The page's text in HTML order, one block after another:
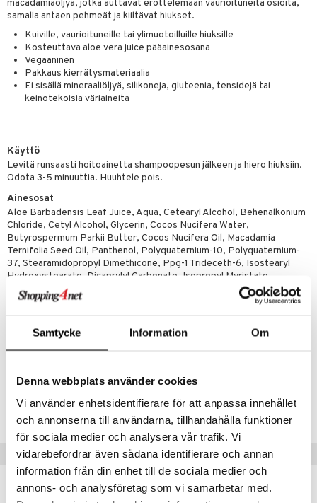
Samtycke Information Om
Denna webbplats använder cookies
Vi använder enhetsidentifierare för att anpassa innehållet
och annonserna till användarna, tillhandahålla funktioner
för sociala medier och analysera vår trafik. Vi
vidarebefordrar även sådana identifierare och annan
information från din enhet till de sociala medier och
annons- och analysföretag som vi samarbetar med.
macadamiaöljyä, jotka auttavat erottelemaan vaurioituneita osioita,
samalla antaen pehmeät ja kiiltävat hiukset.
Kuiville, vaurioituneille tai ylimuotoilluille hiuksille
Kosteuttava aloe vera juice pääainesosana
Vegaaninen
Pakkaus kierrätysmateriaalia
Ei sisällä mineraaliöljyä, silikoneja, gluteenia, tensidejä tai
keinotekoisia väriaineita
Käyttö
Levitä runsaasti hoitoainetta shampoopesun jälkeen ja hiero hiuksiin.
Odota 3-5 minuuttia. Huuhtele pois.
Ainesosat
Aloe Barbadensis Leaf Juice, Aqua, Cetearyl Alcohol, Behenalkonium
Chloride, Cetyl Alcohol, Glycerin, Cocos Nucifera Water,
Butyrospermum Parkii Butter, Cocos Nucifera Oil, Macadamia
Ternifolia Seed Oil, Panthenol, Polyquaternium-10, Polyquaternium-
37, Stearamidopropyl Dimethicone, Ppg-1 Trideceth-6, Isostearyl
Hydroxystearate, Dicaprylyl Carbonate, Isopropyl Myristate,
Steareth-20, Propylene Glycol Dicaprylate/Dicaprate, Sorbitan
Oleate, Isopropyl Alcohol, Maltodextrin, Acrylates/Stearyl
Benzoate, Tocopherol, Sodium Chloride, Isostearyl Alcohol,
Hydroxystearic Acid, Parfum, Benzyl Salicylate, Coumarin, Hexyl
Cinnamal, Linalool
Tuotenumero
C8M02-8B-385-XX-XX
Suositut tuotteet
-25%
& Viikset
3: Kosteutus
ja naamiot
Elixir
Happy
Miehille
& Soujaus
& Ihonpuhdistus